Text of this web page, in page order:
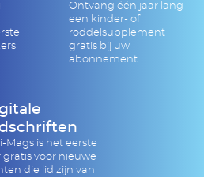
Ontvang één jaar lang
een kinder- of
roddelsupplement
gratis bij uw
abonnement
Mags is het eerste
gratis voor nieuwe
die lid zijn van